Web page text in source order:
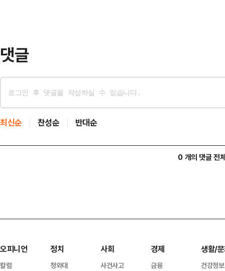
댓글
최신순 찬성순 반대순
0 개의 댓글 전
오피니언
칼럼
정치
청와대
사회
사건사고
경제
금융
생활/
건강정보